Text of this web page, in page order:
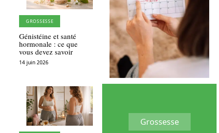
GROSSESSE
Génistéine et santé
hormonale : ce que
vous devez savoir
14 juin 2026
Grossesse